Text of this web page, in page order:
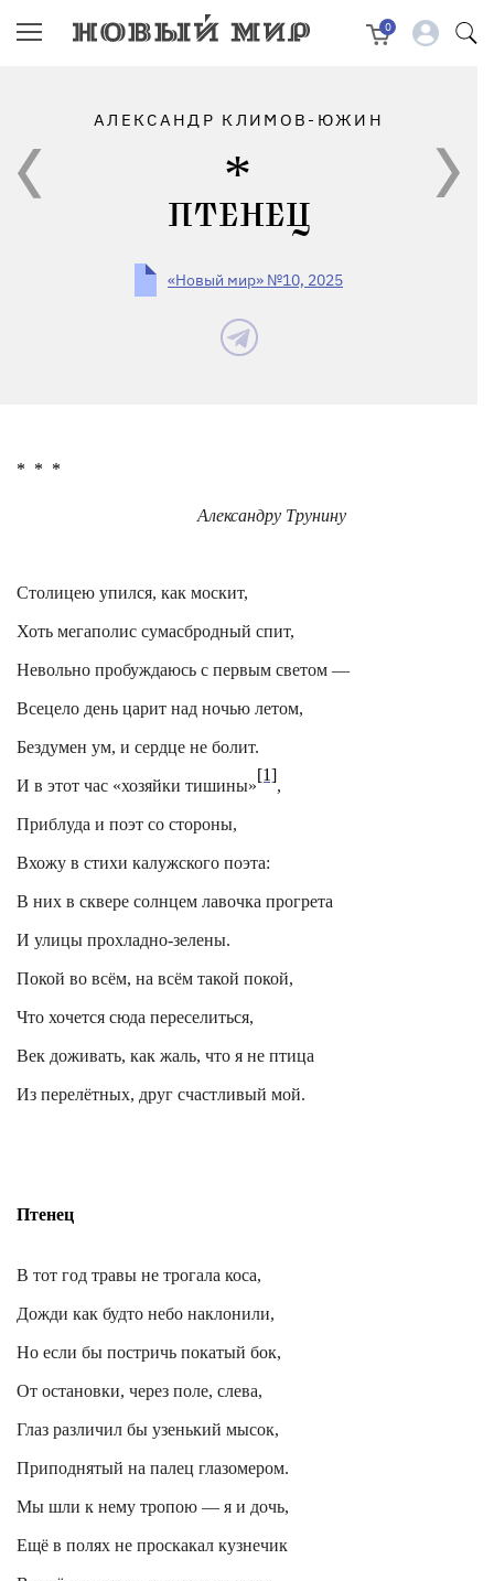
0
АЛЕКСАНДР КЛИМОВ-ЮЖИН
ПТЕНЕЦ
«Новый мир» №10, 2025
* * *
Александру Трунину
Столицею упился, как москит,
Хоть мегаполис сумасбродный спит,
Невольно пробуждаюсь с первым светом —
Всецело день царит над ночью летом,
Бездумен ум, и сердце не болит.
И в этот час «хозяйки тишины»
[1]
,
Приблуда и поэт со стороны,
Вхожу в стихи калужского поэта:
В них в сквере солнцем лавочка прогрета
И улицы прохладно-зелены.
Покой во всём, на всём такой покой,
Что хочется сюда переселиться,
Век доживать, как жаль, что я не птица
Из перелётных, друг счастливый мой.
Птенец
В тот год травы не трогала коса,
Дожди как будто небо наклонили,
Но если бы постричь покатый бок,
От остановки, через поле, слева,
Глаз различил бы узенький мысок,
Приподнятый на палец глазомером.
Мы шли к нему тропою — я и дочь,
Ещё в полях не проскакал кузнечик